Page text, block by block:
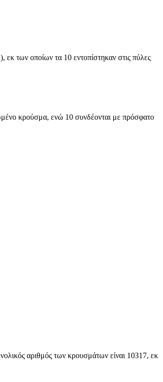
των οποίων τα 10 εντοπίστηκαν στις πύλες
κρούσμα, ενώ 10 συνδέονται με πρόσφατο
αριθμός των κρουσμάτων είναι 10317, εκ